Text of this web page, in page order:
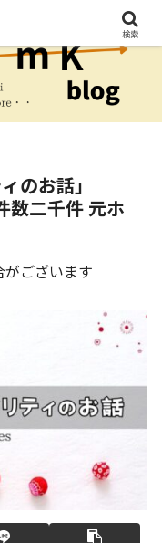
のお話」
ございます
検索